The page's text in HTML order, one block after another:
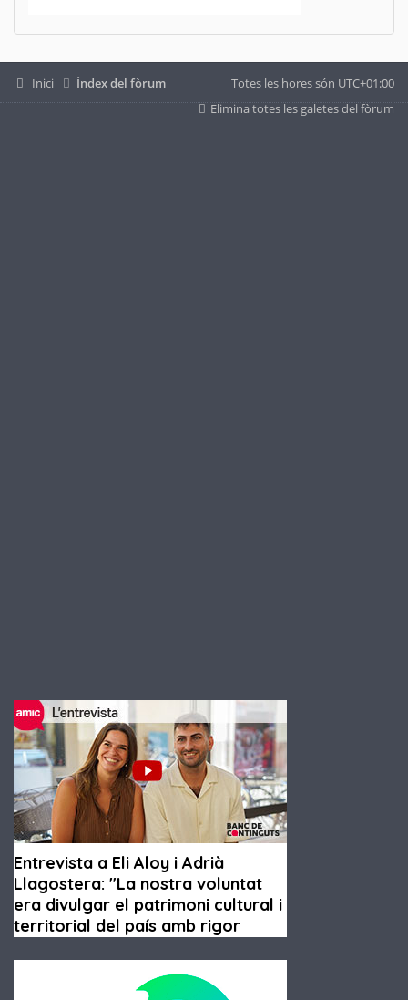
Inici Índex del fòrum Totes les hores són UTC+01:00
Elimina totes les galetes del fòrum